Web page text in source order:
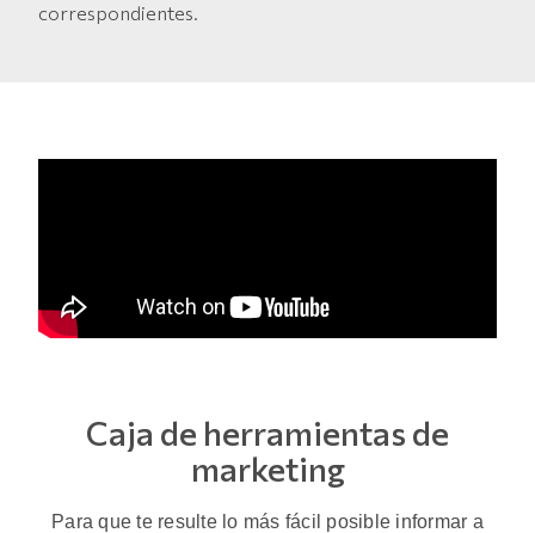
correspondientes.
Caja de herramientas de
marketing
Para que te resulte lo más fácil posible informar a